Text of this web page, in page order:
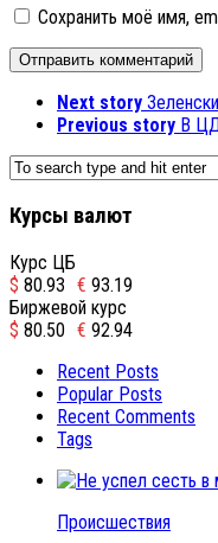
Сохранить моё имя,
Next story
Previous story В
Курсы валют
Курс ЦБ
$ 80.93 € 93.19
Биржевой курс
$ 80.50 € 92.94
Recent Posts
Popular Posts
Recent Comments
Tags
Происшествия